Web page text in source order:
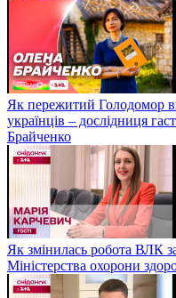
Як пережитий Голодомор
українців – дослідниця
Брайченко
Як змінилась робота ВЛК
Міністерства охорони